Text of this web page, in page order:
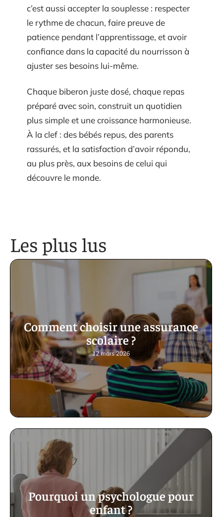
c’est aussi accepter la souplesse : respecter
le rythme de chacun, faire preuve de
patience pendant l’apprentissage, et avoir
confiance dans la capacité du nourrisson à
ajuster ses besoins lui-même.
Chaque biberon juste dosé, chaque repas
préparé avec soin, construit un quotidien
plus simple et une croissance harmonieuse.
À la clef : des bébés repus, des parents
rassurés, et la satisfaction d’avoir répondu,
au plus près, aux besoins de celui qui
découvre le monde.
Les plus lus
Comment choisir une assurance
scolaire ?
12 mars 2026
Pourquoi un psychologue pour
enfant ?